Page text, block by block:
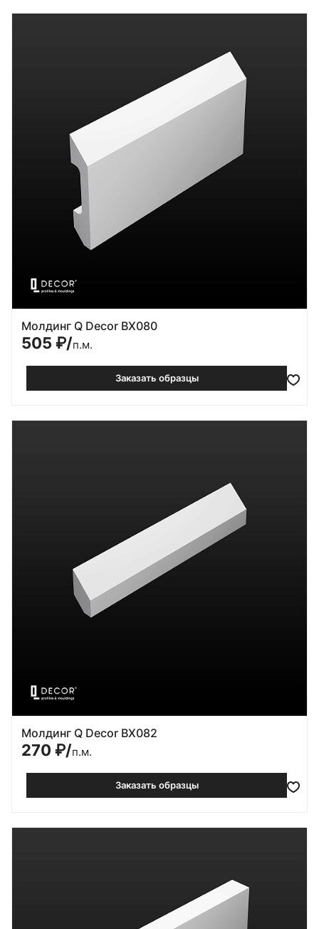
Молдинг Q Decor BX080
505 ₽/п.м.
Заказать образцы
Молдинг Q Decor BX082
270 ₽/п.м.
Заказать образцы